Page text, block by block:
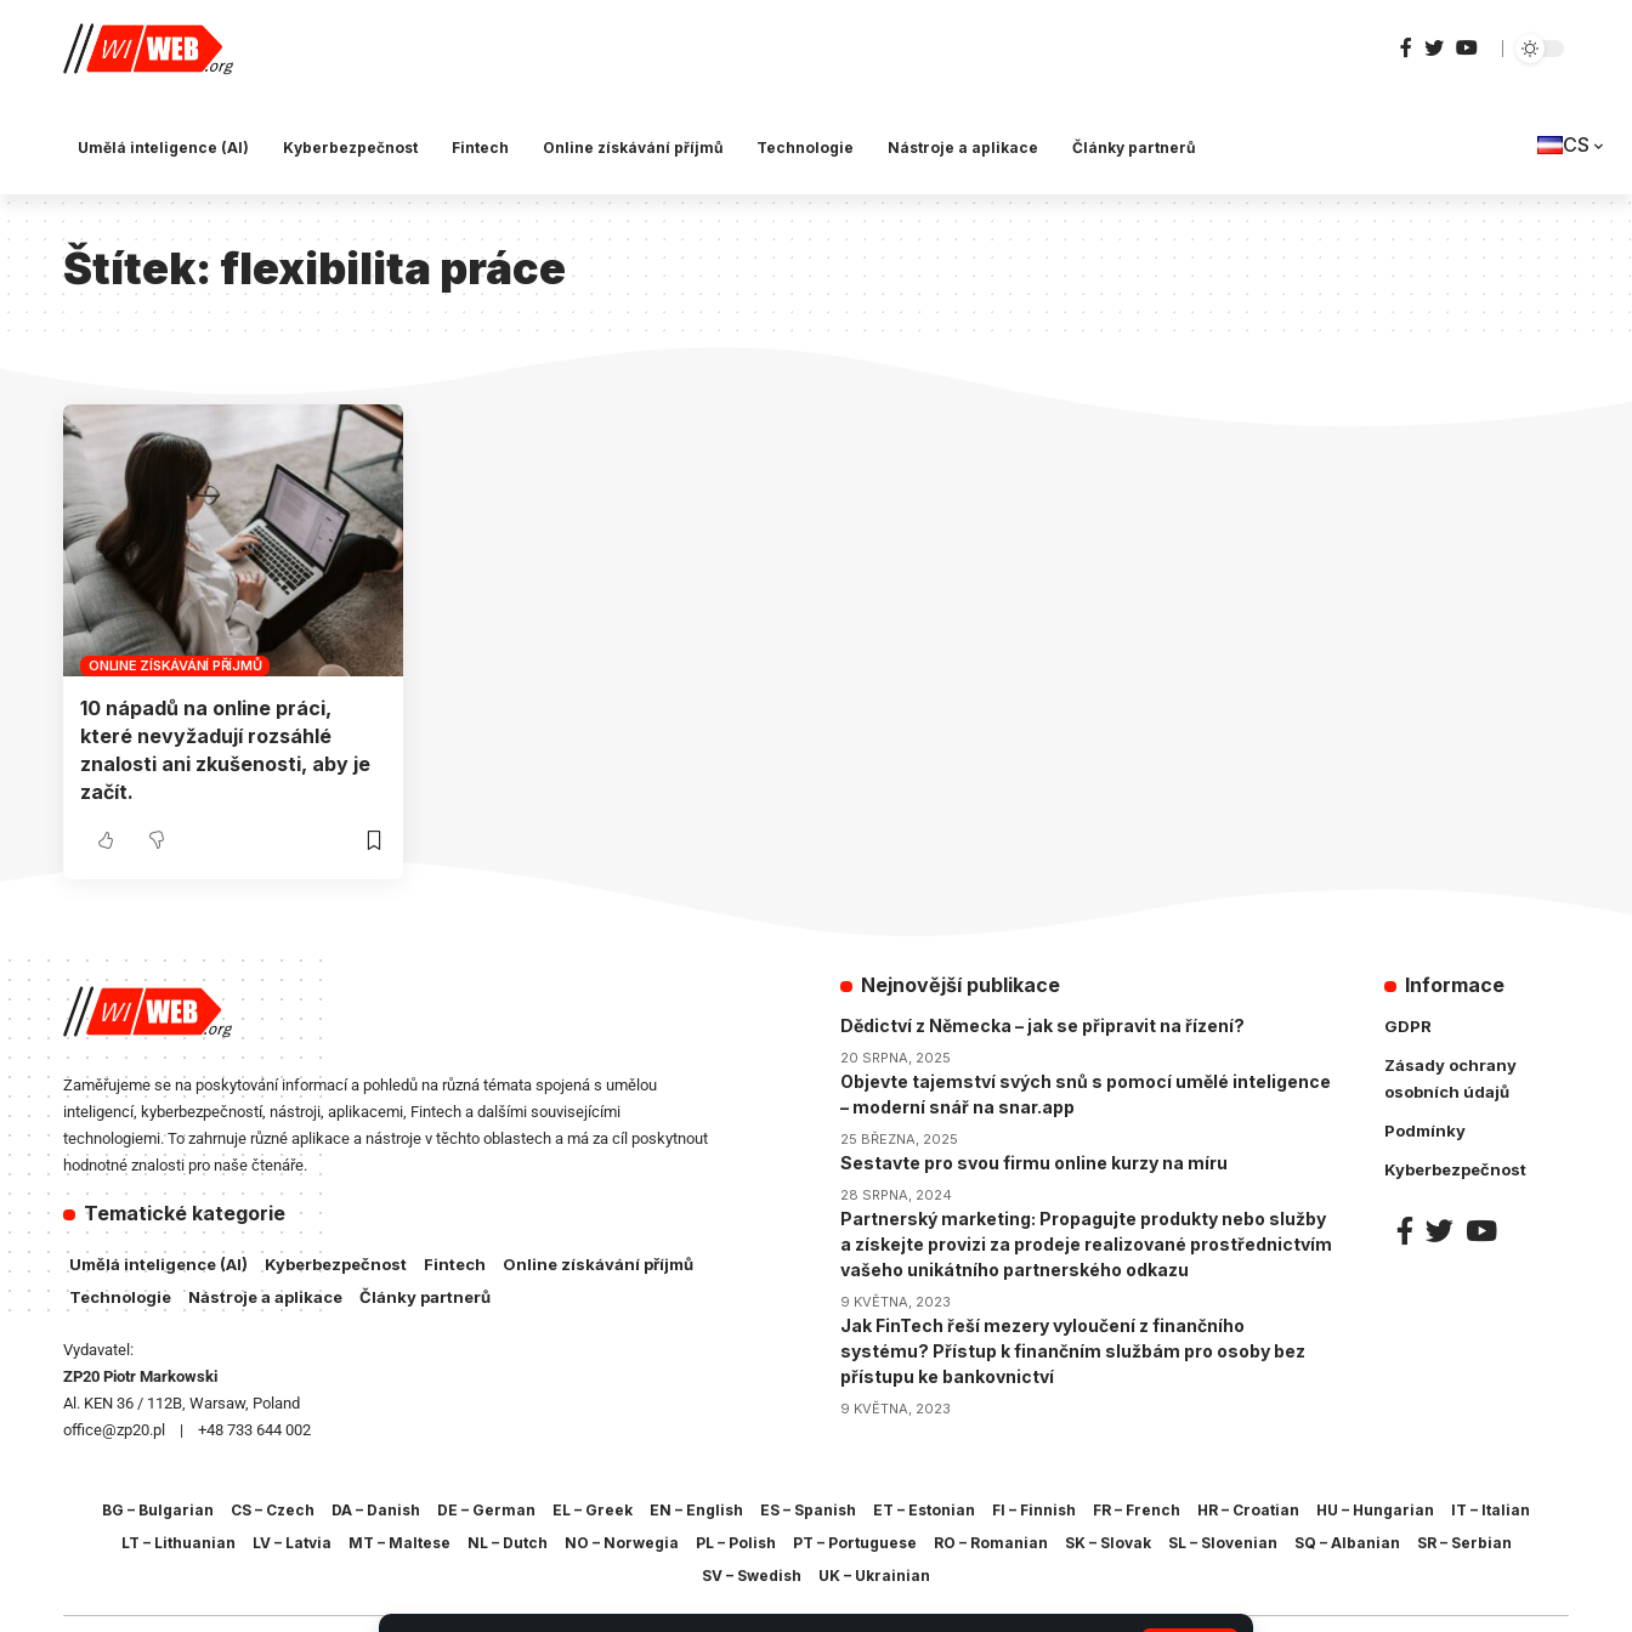
Umělá inteligence (AI) Kyberbezpečnost Fintech Online získávání příjmů Technologie Nástroje a aplikace Články partnerů CS
Štítek: flexibilita práce
ONLINE ZÍSKÁVÁNÍ PŘÍJMŮ
10 nápadů na online práci,
které nevyžadují rozsáhlé
znalosti ani zkušenosti, aby je
začít.
Zaměřujeme se na poskytování informací a pohledů na různá témata spojená s umělou
inteligencí, kyberbezpečností, nástroji, aplikacemi, Fintech a dalšími souvisejícími
technologiemi. To zahrnuje různé aplikace a nástroje v těchto oblastech a má za cíl poskytnout
hodnotné znalosti pro naše čtenáře.
Tematické kategorie
Umělá inteligence (AI) Kyberbezpečnost Fintech
Online získávání příjmů
Technologie
Nástroje a aplikace Články partnerů
Vydavatel:
ZP20 Piotr Markowski
Al. KEN 36 / 112B, Warsaw, Poland
office@zp20.pl | +48 733 644 002
Nejnovější publikace
Dědictví z Německa – jak se připravit na řízení?
20 SRPNA, 2025
Objevte tajemství svých snů s pomocí umělé inteligence
– moderní snář na snar.app
25 BŘEZNA, 2025
Sestavte pro svou firmu online kurzy na míru
28 SRPNA, 2024
Partnerský marketing: Propagujte produkty nebo služby
a získejte provizi za prodeje realizované prostřednictvím
vašeho unikátního partnerského odkazu
9 KVĚTNA, 2023
Jak FinTech řeší mezery vyloučení z finančního
systému? Přístup k finančním službám pro osoby bez
přístupu ke bankovnictví
9 KVĚTNA, 2023
Informace
GDPR
Zásady ochrany
osobních údajů
Podmínky
Kyberbezpečnost
BG – Bulgarian CS – Czech DA – Danish DE – German EL – Greek EN – English ES – Spanish ET – Estonian FI – Finnish FR – French HR – Croatian HU – Hungarian
IT – Italian
LT – Lithuanian
LV – Latvia MT – Maltese NL – Dutch NO – Norwegia PL – Polish PT – Portuguese RO – Romanian SK – Slovak SL – Slovenian SQ – Albanian
SR – Serbian
SV – Swedish
UK – Ukrainian